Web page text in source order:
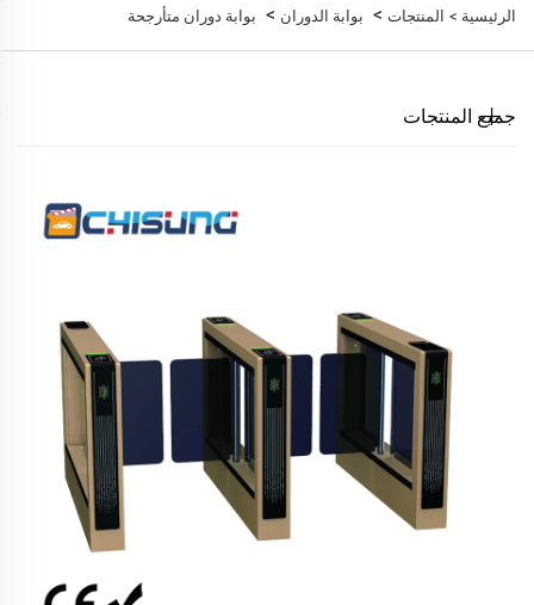
الرئيسية > المنتجات > بوابة الدوران > بوابة دوران متأرجحة
جميع المنتجات